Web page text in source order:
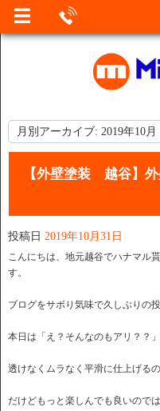
月別アーカイブ: 2019年10月
【外壁塗装 越谷】
投稿日 2019年10月31日
こんにちは、地元越谷でハナマル
す。
ブログをサボり気味で久しぶりの
本日は「え？そんなのもアリ？？
透けなくムラなく平滑に仕上げる
だけどもっと楽しんでも良いので